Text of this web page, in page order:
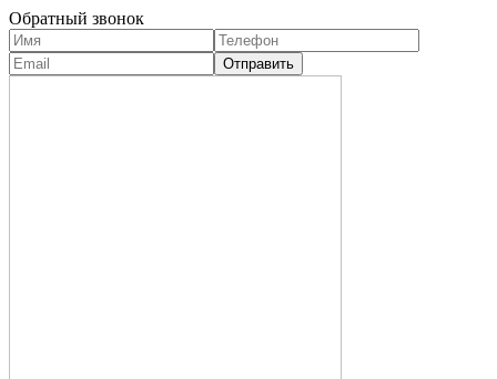
Обратный звонок